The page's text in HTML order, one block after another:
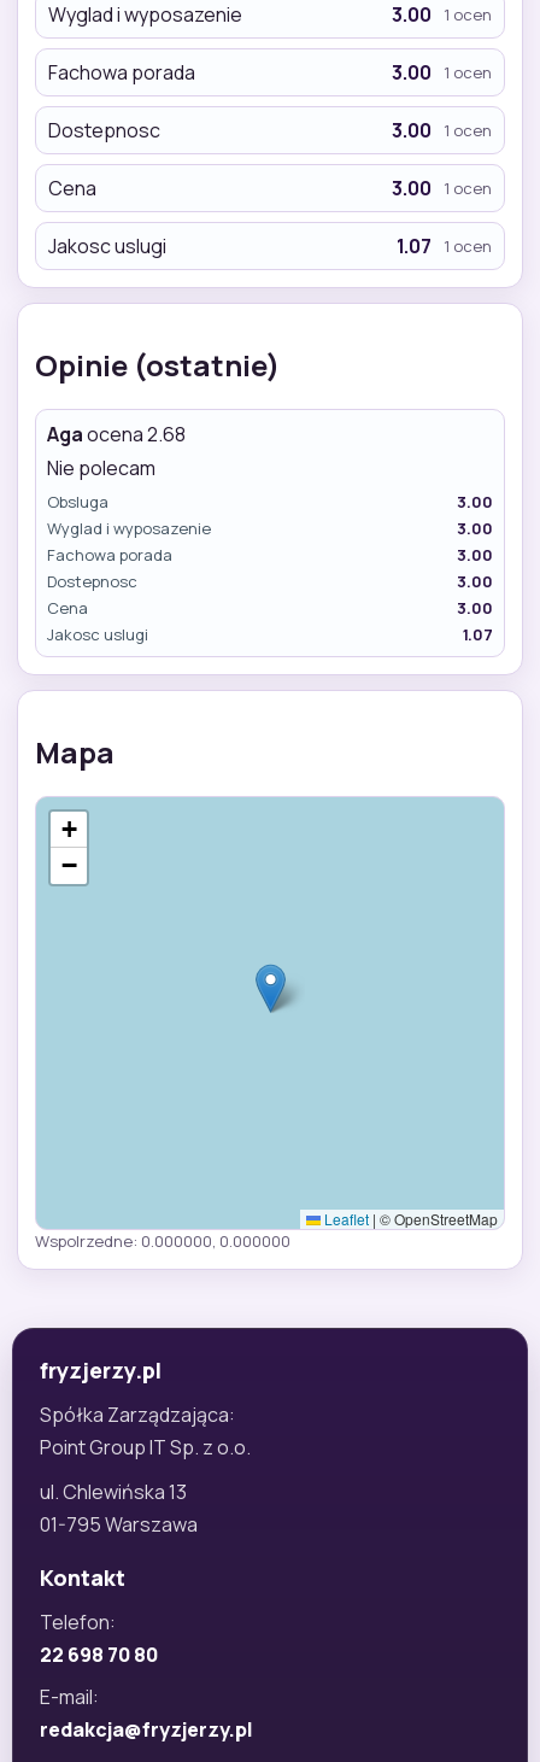
Wyglad i wyposazenie 3.00 1 ocen
Fachowa porada 3.00 1 ocen
Dostepnosc 3.00 1 ocen
Cena 3.00 1 ocen
Jakosc uslugi 1.07 1 ocen
Opinie (ostatnie)
Agaocena 2.68
Nie polecam
Obsluga
3.00
Wyglad i wyposazenie
3.00
Fachowa porada
3.00
Dostepnosc
3.00
Cena
3.00
Jakosc uslugi
1.07
Mapa
+
−
Leaflet | © OpenStreetMap
Wspolrzedne: 0.000000, 0.000000
fryzjerzy.pl
Spółka Zarządzająca:
Point Group IT Sp. z o.o.
ul. Chlewińska 13
01-795 Warszawa
Kontakt
Telefon:
22 698 70 80
E-mail:
redakcja@fryzjerzy.pl